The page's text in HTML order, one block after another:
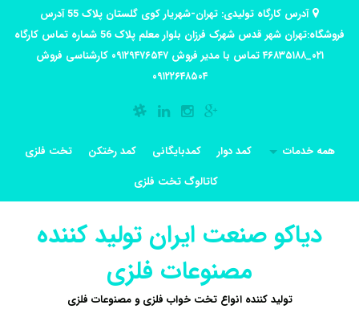
آدرس کارگاه تولیدی: تهران-شهریار کوی گلستان پلاک 55 آدرس
فروشگاه:تهران شهر قدس شهرک فرزان بلوار معلم پلاک 56 شماره تماس کارگاه
۰۲۱_۴۶۸۳۵۱۸۸ تماس با مدیر فروش ۰۹۱۲۹۴۷۶۵۴۷ کارشناسی فروش
۰۹۱۲۲۶۴۸۵۰۴
همه خدمات کمد دوار کمدبایگانی کمد رختکن
تخت فلزی
کاتالوگ تخت فلزی
دیاکو صنعت ایران تولید کننده
مصنوعات فلزی
تولید کننده انواع تخت خواب فلزی و مصنوعات فلزی